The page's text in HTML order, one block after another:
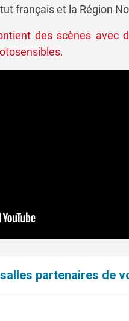
français et la Région
des scènes avec
partenaires de